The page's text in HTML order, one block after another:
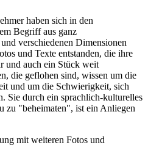
haben sich in den
Begriff aus ganz
verschiedenen Dimensionen
und Texte entstanden, die ihre
und auch ein Stück weit
die geflohen sind, wissen um die
und um die Schwierigkeit, sich
Sie durch ein sprachlich-kulturelles
zu "beheimaten", ist ein Anliegen
mit weiteren Fotos und